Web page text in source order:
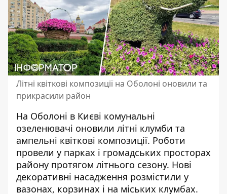
Літні квіткові композиції на Оболоні оновили та
прикрасили район
На Оболоні в Києві комунальні
озеленювачі оновили літні клумби та
ампельні квіткові композиції. Роботи
провели у парках і громадських просторах
району протягом літнього сезону. Нові
декоративні насадження розмістили у
вазонах, корзинах і на міських клумбах.